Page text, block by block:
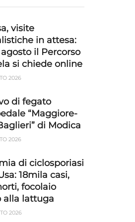
visite
in attesa:
il Percorso
si chiede online
2026
di fegato
“Maggiore-
di Modica
2026
di ciclosporiasi
18mila casi,
focolaio
alla lattuga
2026